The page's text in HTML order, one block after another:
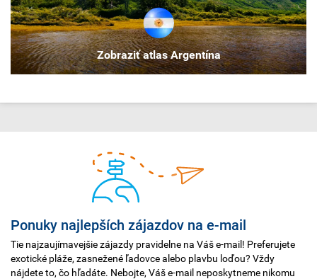
Zobraziť atlas Argentína
Ponuky najlepších zájazdov na e-mail
Tie najzaujímavejšie zájazdy pravidelne na Váš e-mail! Preferujete
exotické pláže, zasnežené ľadovce alebo plavbu loďou? Vždy
nájdete to, čo hľadáte. Nebojte, Váš e-mail neposkytneme nikomu